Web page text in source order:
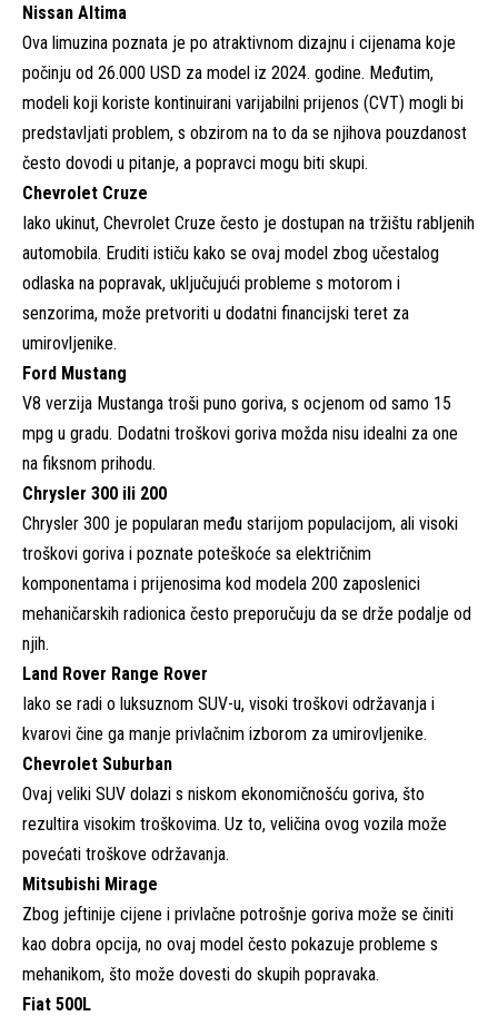
Nissan Altima
Ova limuzina poznata je po atraktivnom dizajnu i cijenama koje
počinju od 26.000 USD za model iz 2024. godine. Međutim,
modeli koji koriste kontinuirani varijabilni prijenos (CVT) mogli bi
predstavljati problem, s obzirom na to da se njihova pouzdanost
često dovodi u pitanje, a popravci mogu biti skupi.
Chevrolet Cruze
Iako ukinut, Chevrolet Cruze često je dostupan na tržištu rabljenih
automobila. Eruditi ističu kako se ovaj model zbog učestalog
odlaska na popravak, uključujući probleme s motorom i
senzorima, može pretvoriti u dodatni financijski teret za
umirovljenike.
Ford Mustang
V8 verzija Mustanga troši puno goriva, s ocjenom od samo 15
mpg u gradu. Dodatni troškovi goriva možda nisu idealni za one
na fiksnom prihodu.
Chrysler 300 ili 200
Chrysler 300 je popularan među starijom populacijom, ali visoki
troškovi goriva i poznate poteškoće sa električnim
komponentama i prijenosima kod modela 200 zaposlenici
mehaničarskih radionica često preporučuju da se drže podalje od
njih.
Land Rover Range Rover
Iako se radi o luksuznom SUV-u, visoki troškovi održavanja i
kvarovi čine ga manje privlačnim izborom za umirovljenike.
Chevrolet Suburban
Ovaj veliki SUV dolazi s niskom ekonomičnošću goriva, što
rezultira visokim troškovima. Uz to, veličina ovog vozila može
povećati troškove održavanja.
Mitsubishi Mirage
Zbog jeftinije cijene i privlačne potrošnje goriva može se činiti
kao dobra opcija, no ovaj model često pokazuje probleme s
mehanikom, što može dovesti do skupih popravaka.
Fiat 500L